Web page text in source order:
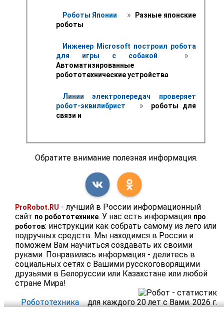
Роботы Японии »
Разные японские
роботы
Инженер Microsoft построил робота
для игры с собакой
»
Автоматизированные
робототехнические устройства
Линии электропередач проверяет
робот-эквилибрист
»
роботы для
связи и
Обратите внимание полезная информация.
ProRobot.RU - лучший в России информационный
сайт по робототехнике. У нас есть информация про
роботов: инструкции как собрать самому из лего или
подручных средств. Мы находимся в России и
поможем Вам научиться создавать их своими
руками. Понравилась информация - делитесь в
социальных сетях с Вашими русскоговорящими
друзьями в Белоруссии или Казахстане или любой
стране Мира!
Робототехника
для каждого 20 лет с Вами. 2026 г.